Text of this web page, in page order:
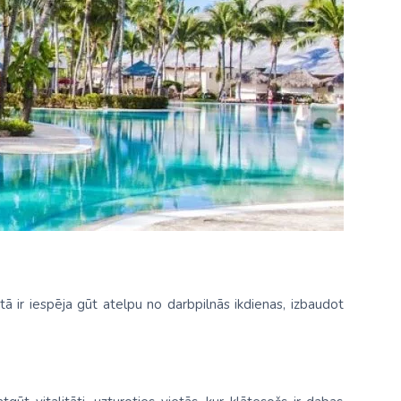
Kolumbija
Kostarika
Meksika
Panama
ir iespēja gūt atelpu no darbpilnās ikdienas, izbaudot